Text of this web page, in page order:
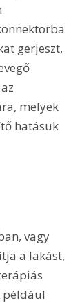
gerjeszt,
melyek
hatásuk
vagy
a lakást,
például